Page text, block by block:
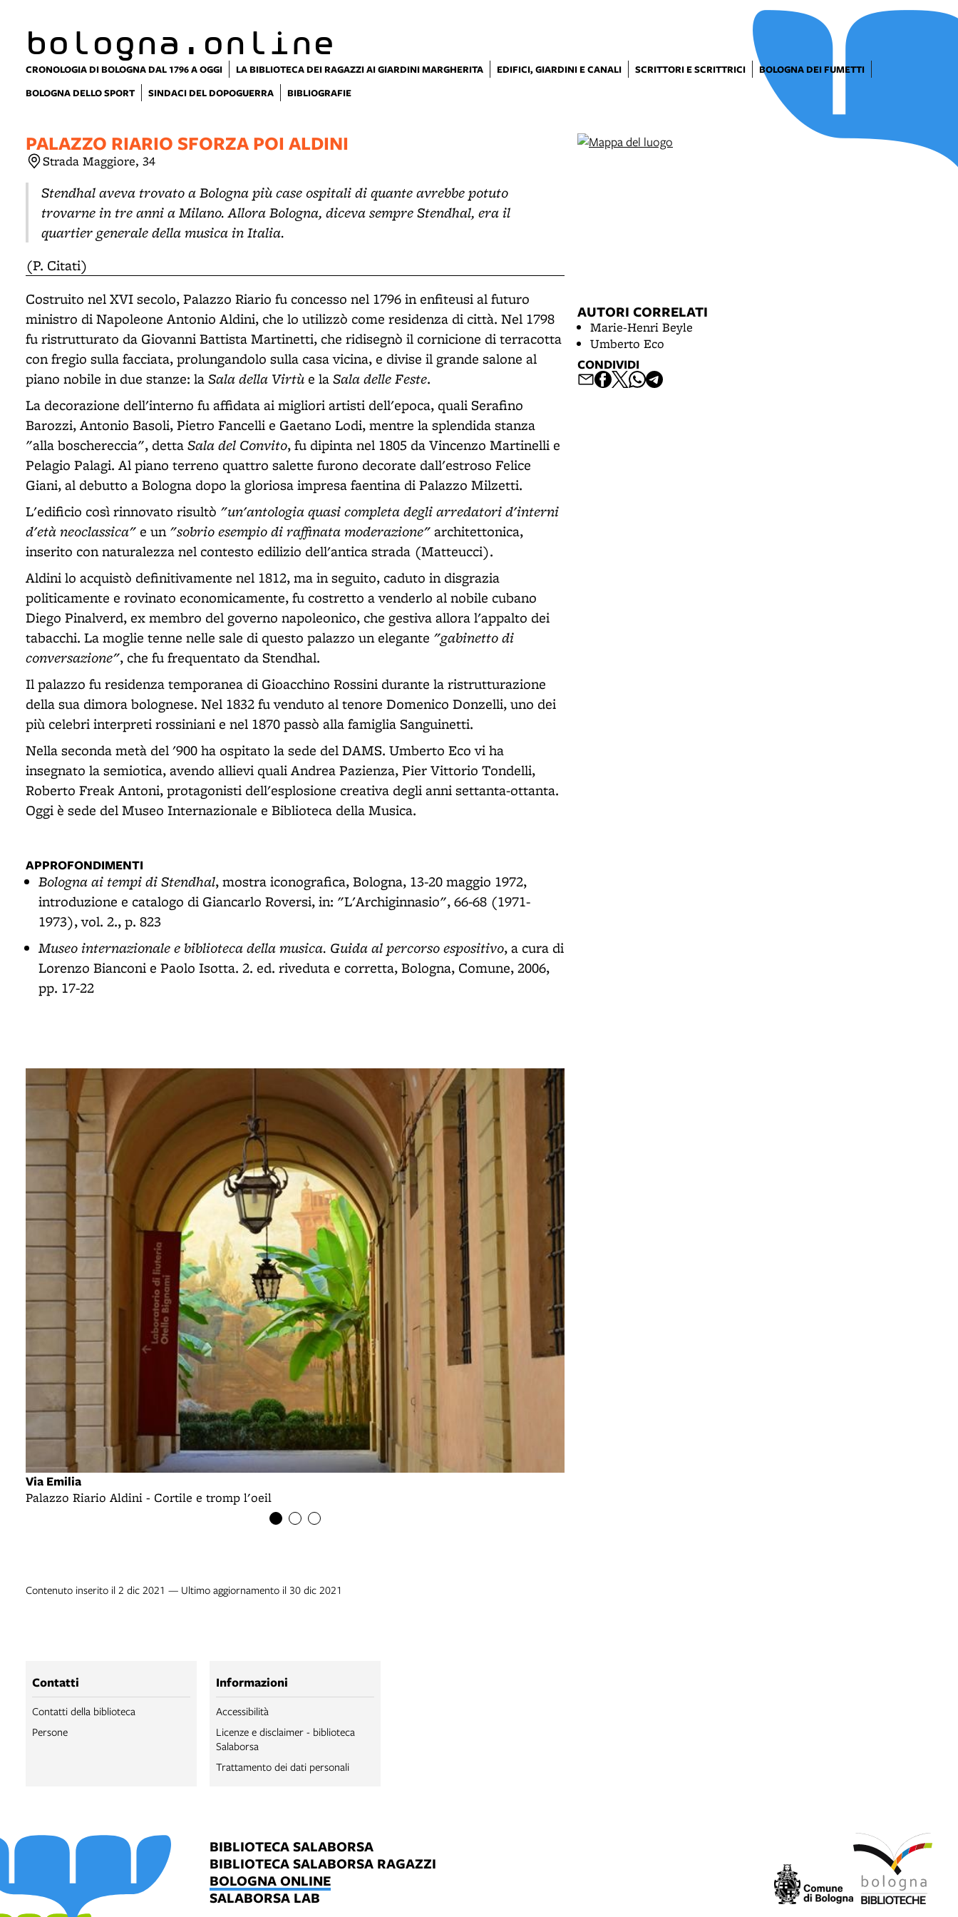
bologna.online
CRONOLOGIA DI BOLOGNA DAL 1796 A OGGI LA BIBLIOTECA DEI RAGAZZI AI GIARDINI MARGHERITA EDIFICI, GIARDINI E CANALI SCRITTORI E SCRITTRICI
BOLOGNA DEI FUMETTI
BOLOGNA DELLO SPORT
SINDACI DEL DOPOGUERRA BIBLIOGRAFIE
PALAZZO RIARIO SFORZA POI ALDINI
Strada Maggiore, 34
Stendhal aveva trovato a Bologna più case ospitali di quante avrebbe potuto
trovarne in tre anni a Milano. Allora Bologna, diceva sempre Stendhal, era il
quartier generale della musica in Italia.
(P. Citati)
Costruito nel XVI secolo, Palazzo Riario fu concesso nel 1796 in enfiteusi al futuro
ministro di Napoleone Antonio Aldini, che lo utilizzò come residenza di città. Nel 1798
fu ristrutturato da Giovanni Battista Martinetti, che ridisegnò il cornicione di terracotta
con fregio sulla facciata, prolungandolo sulla casa vicina, e divise il grande salone al
piano nobile in due stanze: laSala della Virtù e laSala delle Feste.
La decorazione dell'interno fu affidata ai migliori artisti dell'epoca, quali Serafino
Barozzi, Antonio Basoli, Pietro Fancelli e Gaetano Lodi, mentre la splendida stanza
"alla boschereccia", dettaSala del Convito, fu dipinta nel 1805 da Vincenzo Martinelli e
Pelagio Palagi. Al piano terreno quattro salette furono decorate dall'estroso Felice
Giani, al debutto a Bologna dopo la gloriosa impresa faentina di Palazzo Milzetti.
L'edificio così rinnovato risultò "un'antologia quasi completa degli arredatori d'interni
d'età neoclassica" e un"sobrio esempio di raffinata moderazione"architettonica,
inserito con naturalezza nel contesto edilizio dell'antica strada (Matteucci).
Aldini lo acquistò definitivamente nel 1812, ma in seguito, caduto in disgrazia
politicamente e rovinato economicamente, fu costretto a venderlo al nobile cubano
Diego Pinalverd, ex membro del governo napoleonico, che gestiva allora l'appalto dei
tabacchi. La moglie tenne nelle sale di questo palazzo un elegante "gabinetto di
conversazione", che fu frequentato da Stendhal.
Il palazzo fu residenza temporanea di Gioacchino Rossini durante la ristrutturazione
della sua dimora bolognese. Nel 1832 fu venduto al tenore Domenico Donzelli, uno dei
più celebri interpreti rossiniani e nel 1870 passò alla famiglia Sanguinetti.
Nella seconda metà del '900 ha ospitato la sede del DAMS. Umberto Eco vi ha
insegnato la semiotica, avendo allievi quali Andrea Pazienza, Pier Vittorio Tondelli,
Roberto Freak Antoni, protagonisti dell'esplosione creativa degli anni settanta-ottanta.
Oggi è sede del Museo Internazionale e Biblioteca della Musica.
APPROFONDIMENTI
Bologna ai tempi di Stendhal, mostra iconografica, Bologna, 13-20 maggio 1972,
introduzione e catalogo di Giancarlo Roversi, in: "L'Archiginnasio", 66-68 (1971-
1973), vol. 2., p. 823
Museo internazionale e biblioteca della musica. Guida al percorso espositivo, a cura di
Lorenzo Bianconi e Paolo Isotta. 2. ed. riveduta e corretta, Bologna, Comune, 2006,
pp. 17-22
Via Emilia
Palazzo Riario Aldini - Cortile e tromp l'oeil
AUTORI CORRELATI
Marie-Henri Beyle
Umberto Eco
CONDIVIDI
Contenuto inserito il 2 dic 2021 — Ultimo aggiornamento il 30 dic 2021
Contatti
Contatti della biblioteca
Persone
Informazioni
Accessibilità
Licenze e disclaimer - biblioteca
Salaborsa
Trattamento dei dati personali
BIBLIOTECA SALABORSA
BIBLIOTECA SALABORSA RAGAZZI
BOLOGNA ONLINE
SALABORSA LAB